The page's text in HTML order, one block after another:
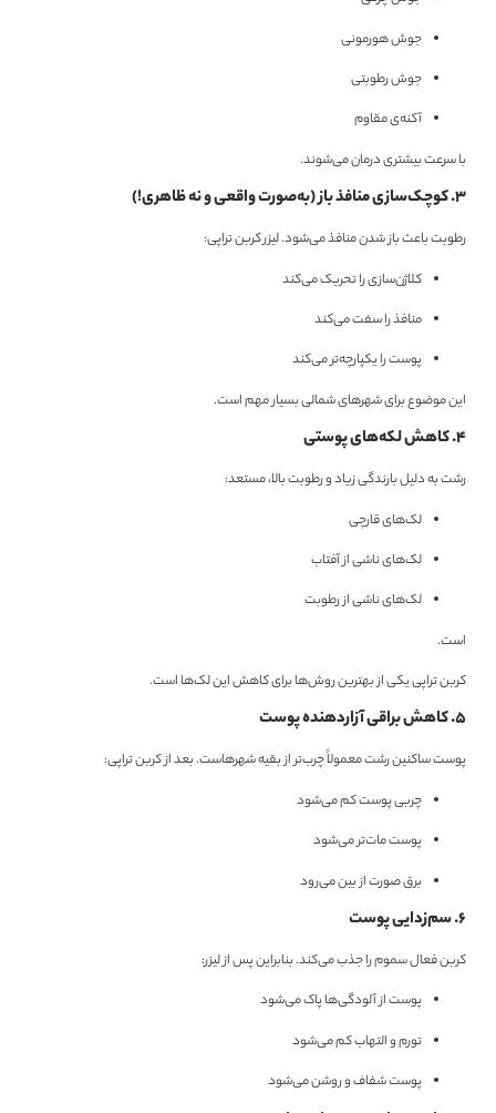
جوش هورمونی
جوش رطوبتی
آکنه‌ی مقاوم
با سرعت بیشتری درمان می‌شوند.
۳. کوچک‌سازی منافذ باز (به‌صورت واقعی و نه ظاهری!)
رطوبت باعث باز شدن منافذ می‌شود. لیزر کربن تراپی:
کلاژن‌سازی را تحریک می‌کند
منافذ را سفت می‌کند
پوست را یکپارچه‌تر می‌کند
این موضوع برای شهرهای شمالی بسیار مهم است.
۴. کاهش لکه‌های پوستی
رشت به دلیل بارندگی زیاد و رطوبت بالا، مستعد:
لک‌های قارچی
لک‌های ناشی از آفتاب
لک‌های ناشی از رطوبت
است.
کربن تراپی یکی از بهترین روش‌ها برای کاهش این لک‌ها است.
۵. کاهش براقی آزاردهنده پوست
پوست ساکنین رشت معمولاً چرب‌تر از بقیه شهرهاست. بعد از کربن تراپی:
چربی پوست کم می‌شود
پوست مات‌تر می‌شود
برق صورت از بین می‌رود
۶. سم‌زدایی پوست
کربن فعال سموم را جذب می‌کند. بنابراین پس از لیزر:
پوست از آلودگی‌ها پاک می‌شود
تورم و التهاب کم می‌شود
پوست شفاف و روشن می‌شود